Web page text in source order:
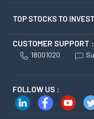
TOP STOCKS TO INVEST
CUSTOMER SUPPORT :
18001020
FOLLOW US :